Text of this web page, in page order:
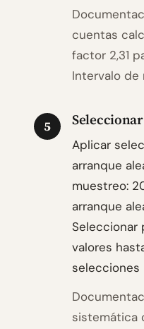
cuentas
factor 2,31
Intervalo de
5
Aplicar
arranque
muestreo:
arranque
Seleccionar
valores
selecciones
sistemática